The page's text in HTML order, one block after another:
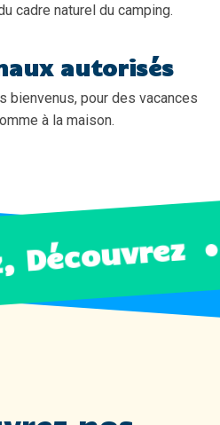
cadre naturel du camping.
autorisés
bienvenus, pour des vacances
à la maison.
Découvrez
Découvrez ●